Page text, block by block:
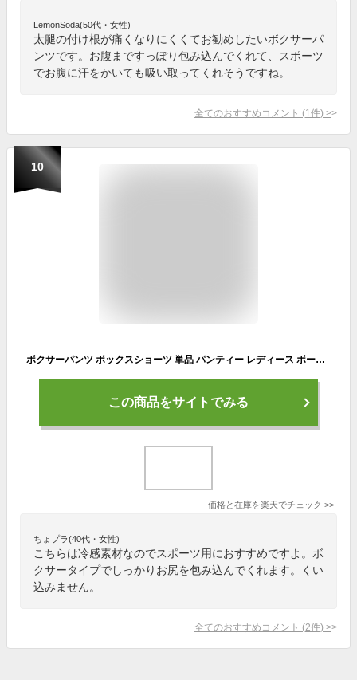
LemonSoda(50代・女性)
太腿の付け根が痛くなりにくくてお勧めしたいボクサーパ
ンツです。お腹まですっぽり包み込んでくれて、スポーツ
でお腹に汗をかいても吸い取ってくれそうですね。
全てのおすすめコメント (1 件) >
10
ボクサーパンツ ボックスショーツ 単品 パンティー レディース ボーイレングス ノーライン 響かない ボーイレッグ 冷感 クール 速乾 インナー 女性下着 シンプル 無地 単色 ソリッドカラー 女性用 婦人用
この商品をサイトでみる
価格と在庫を楽天でチェック >>
ちょプラ(40代・女性)
こちらは冷感素材なのでスポーツ用におすすめですよ。ボ
クサータイプでしっかりお尻を包み込んでくれます。くい
込みません。
全てのおすすめコメント (2件) >